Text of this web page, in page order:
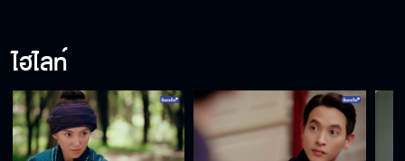
ไฮไลท์